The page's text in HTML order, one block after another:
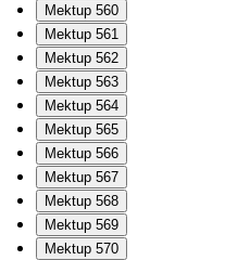
Mektup 560
Mektup 561
Mektup 562
Mektup 563
Mektup 564
Mektup 565
Mektup 566
Mektup 567
Mektup 568
Mektup 569
Mektup 570